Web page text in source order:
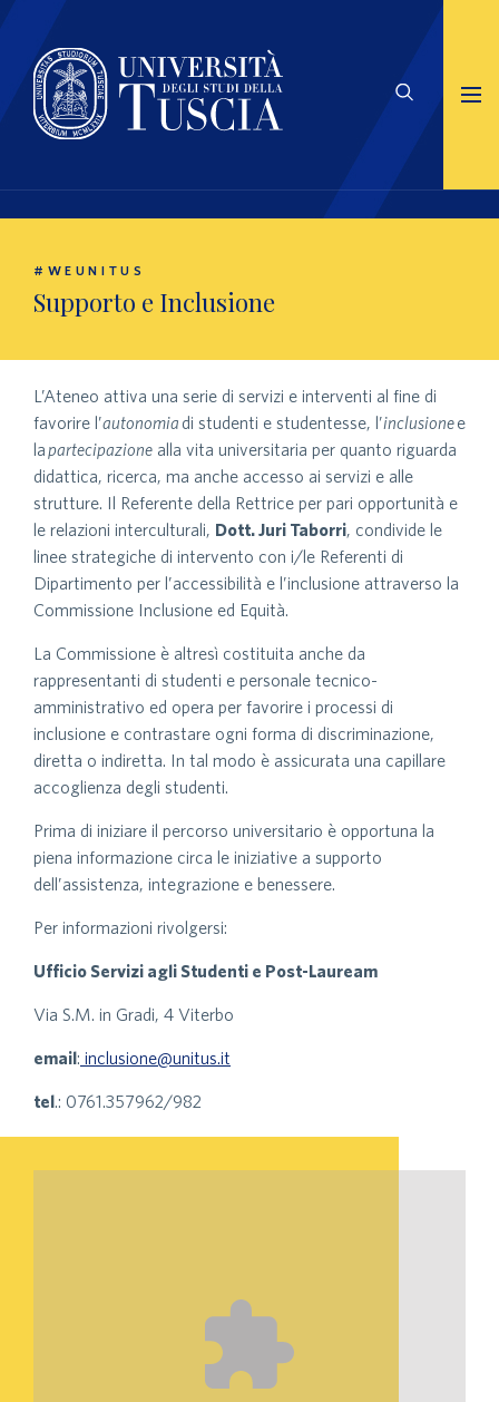
#WEUNITUS
Supporto e Inclusione
L’Ateneo attiva una serie di servizi e interventi al fine di
favorire l’autonomia di studenti e studentesse, l’inclusionee
lapartecipazione alla vita universitaria per quanto riguarda
didattica, ricerca, ma anche accesso ai servizi e alle
strutture. Il Referente della Rettrice per pari opportunità e
le relazioni interculturali, Dott. Juri Taborri, condivide le
linee strategiche di intervento con i/le Referenti di
Dipartimento per l’accessibilità e l’inclusione attraverso la
Commissione Inclusione ed Equità.
La Commissione è altresì costituita anche da
rappresentanti di studenti e personale tecnico-
amministrativo ed opera per favorire i processi di
inclusione e contrastare ogni forma di discriminazione,
diretta o indiretta. In tal modo è assicurata una capillare
accoglienza degli studenti.
Prima di iniziare il percorso universitario è opportuna la
piena informazione circa le iniziative a supporto
dell’assistenza, integrazione e benessere.
Per informazioni rivolgersi:
Ufficio Servizi agli Studenti e Post-Lauream
Via S.M. in Gradi, 4 Viterbo
email: inclusione@unitus.it
tel.: 0761.357962/982